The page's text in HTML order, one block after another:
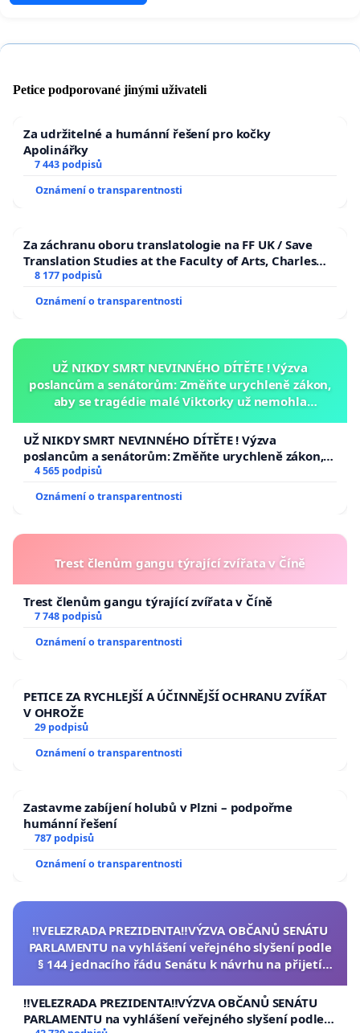
Petice podporované jinými uživateli
Za udržitelné a humánní řešení pro kočky
Apolinářky
7 443 podpisů
Oznámení o transparentnosti
Za záchranu oboru translatologie na FF UK / Save
Translation Studies at the Faculty of Arts, Charles
University
8 177 podpisů
Oznámení o transparentnosti
UŽ NIKDY SMRT NEVINNÉHO DÍTĚTE ! Výzva
poslancům a senátorům: Změňte urychleně zákon,
aby se tragédie malé Viktorky už nemohla
UŽ NIKDY SMRT NEVINNÉHO DÍTĚTE ! Výzva
poslancům a senátorům: Změňte urychleně zákon,
aby se tragédie malé Viktorky už nemohla opakovat!
4 565 podpisů
Oznámení o transparentnosti
Trest členům gangu týrající zvířata v Číně
Trest členům gangu týrající zvířata v Číně
7 748 podpisů
Oznámení o transparentnosti
PETICE ZA RYCHLEJŠÍ A ÚČINNĚJŠÍ OCHRANU ZVÍŘAT
V OHROŽE
29 podpisů
Oznámení o transparentnosti
Zastavme zabíjení holubů v Plzni – podpořme
humánní řešení
787 podpisů
Oznámení o transparentnosti
‼️VELEZRADA PREZIDENTA‼️VÝZVA OBČANŮ SENÁTU
PARLAMENTU na vyhlášení veřejného slyšení podle
§ 144 jednacího řádu Senátu k návrhu na přijetí
republiky
‼️VELEZRADA PREZIDENTA‼️VÝZVA OBČANŮ SENÁTU
PARLAMENTU na vyhlášení veřejného slyšení podle §